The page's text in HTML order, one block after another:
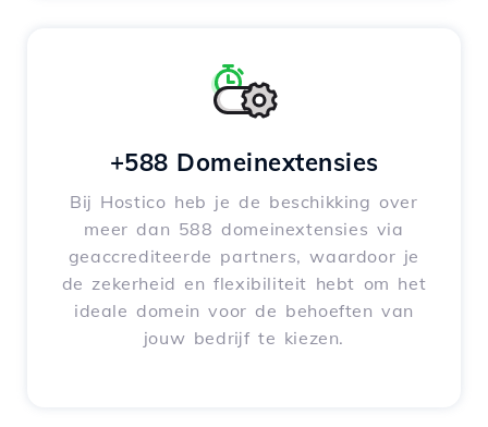
+588 Domeinextensies
Bij Hostico heb je de beschikking over
meer dan 588 domeinextensies via
geaccrediteerde partners, waardoor je
de zekerheid en flexibiliteit hebt om het
ideale domein voor de behoeften van
jouw bedrijf te kiezen.